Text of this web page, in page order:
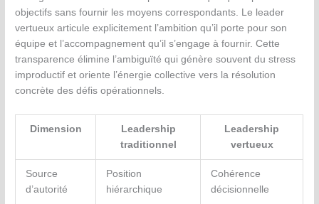
objectifs sans fournir les moyens correspondants. Le leader
vertueux articule explicitement l’ambition qu’il porte pour son
équipe et l’accompagnement qu’il s’engage à fournir. Cette
transparence élimine l’ambiguïté qui génère souvent du stress
improductif et oriente l’énergie collective vers la résolution
concrète des défis opérationnels.
Dimension
Leadership
traditionnel
Leadership
vertueux
Source
d’autorité
Position
hiérarchique
Cohérence
décisionnelle